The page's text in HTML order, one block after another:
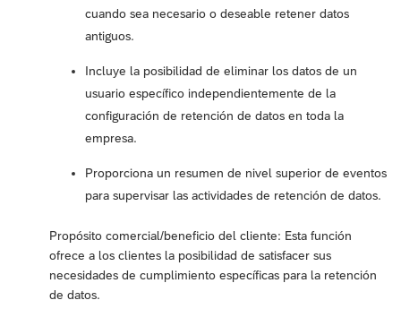
cuando sea necesario o deseable retener datos
antiguos.
Incluye la posibilidad de eliminar los datos de un
usuario específico independientemente de la
configuración de retención de datos en toda la
empresa.
Proporciona un resumen de nivel superior de eventos
para supervisar las actividades de retención de datos.
Propósito comercial/beneficio del cliente: Esta función
ofrece a los clientes la posibilidad de satisfacer sus
necesidades de cumplimiento específicas para la retención
de datos.